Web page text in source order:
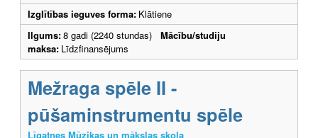
Izglītības ieguves forma: Klātiene
Ilgums:8 gadi (2240 stundas) Mācību/studiju
maksa: Līdzfinansējums
Mežraga spēle II -
pūšaminstrumentu spēle
Līgatnes Mūzikas un mākslas skola